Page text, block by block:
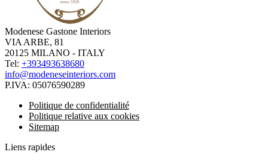
Modenese Gastone Interiors
VIA ARBE, 81
20125 MILANO - ITALY
Tel: +393493638680
info@modeneseinteriors.com
P.IVA: 05076590289
Politique de confidentialité
Politique relative aux cookies
Sitemap
Liens rapides